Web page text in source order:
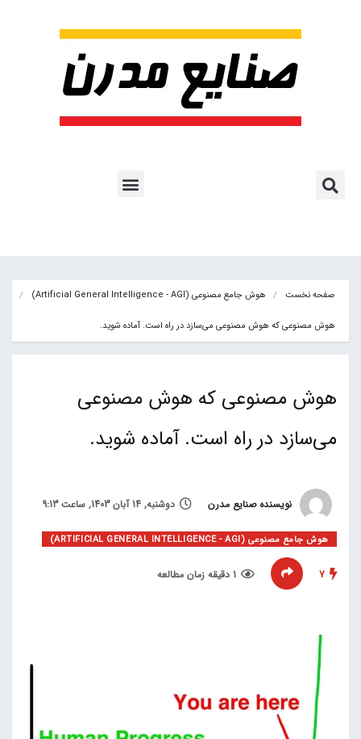
صفحه نخست هوش جامع مصنوعی (Artificial General Intelligence - AGI)
هوش مصنوعی که هوش مصنوعی می‌سازد در راه است. آماده شوید.
هوش مصنوعی که هوش مصنوعی
می‌سازد در راه است. آماده شوید.
نویسنده صنایع مدرن دوشنبه, 14 آبان 1403, ساعت 9:13
هوش جامع مصنوعی (ARTIFICIAL GENERAL INTELLIGENCE - AGI)
7 1 دقیقه زمان مطالعه